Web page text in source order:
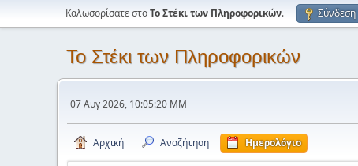
Καλωσορίσατε στοΤο Στέκι των Πληροφορικών. Σύνδεση
Το Στέκι των Πληροφορικών
07 Αυγ 2026, 10:05:20 ΜΜ
Αρχική Αναζήτηση Ημερολόγιο